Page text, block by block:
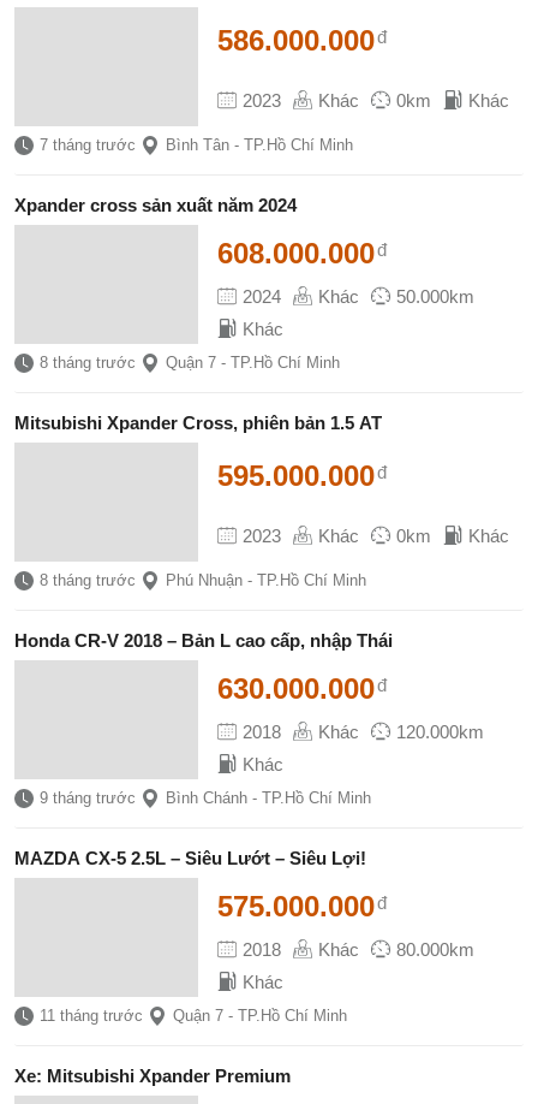
2023 Khác 0km Khác
586.000.000đ
7 tháng trước Bình Tân - TP.Hồ Chí Minh
Xpander cross sản xuất năm 2024
2024 Khác
50.000km
Khác
608.000.000đ
8 tháng trước Quận 7 - TP.Hồ Chí Minh
Mitsubishi Xpander Cross, phiên bản 1.5 AT
2023 Khác 0km Khác
595.000.000đ
8 tháng trước Phú Nhuận - TP.Hồ Chí Minh
Honda CR-V 2018 – Bản L cao cấp, nhập Thái
2018 Khác
120.000km
Khác
630.000.000đ
9 tháng trước Bình Chánh - TP.Hồ Chí Minh
MAZDA CX-5 2.5L – Siêu Lướt – Siêu Lợi!
2018 Khác
80.000km
Khác
575.000.000đ
11 tháng trước Quận 7 - TP.Hồ Chí Minh
Xe: Mitsubishi Xpander Premium